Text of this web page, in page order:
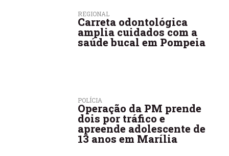
REGIONAL
Carreta odontológica
amplia cuidados com a
saúde bucal em Pompeia
POLÍCIA
Operação da PM prende
dois por tráfico e
apreende adolescente de
13 anos em Marília